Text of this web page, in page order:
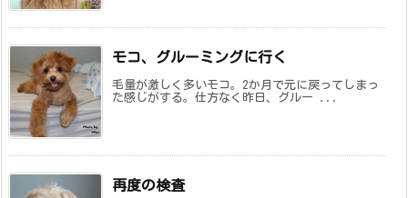
モコ、グルーミングに行く
毛量が激しく多いモコ。2か月で元に戻ってしまっ
た感じがする。仕方なく昨日、グルー ...
再度の検査